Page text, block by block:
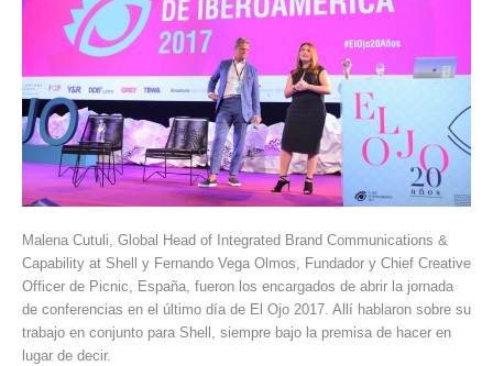
Malena Cutuli, Global Head of Integrated Brand Communications &
Capability at Shell y Fernando Vega Olmos, Fundador y Chief Creative
Officer de Picnic, España, fueron los encargados de abrir la jornada
de conferencias en el último día de El Ojo 2017. Allí hablaron sobre su
trabajo en conjunto para Shell, siempre bajo la premisa de hacer en
lugar de decir.